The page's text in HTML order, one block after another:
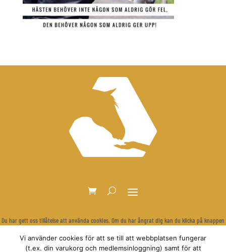
Du har gett oss tillåtelse att använda cookies. Om du har ångrat dig kan du klicka på knappen
Återkalla samtycke
Vi använder cookies för att se till att webbplatsen fungerar
(t.ex. din varukorg och medlemsinloggning) samt för att